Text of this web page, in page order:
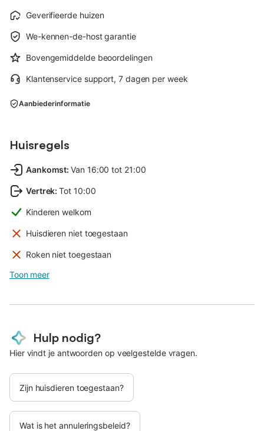
Geverifieerde huizen
We-kennen-de-host garantie
Bovengemiddelde beoordelingen
Klantenservice support, 7 dagen per week
Aanbiederinformatie
Huisregels
Aankomst: Van 16:00 tot 21:00
Vertrek: Tot 10:00
Kinderen welkom
Huisdieren niet toegestaan
Roken niet toegestaan
Toon meer
Hulp nodig?
Hier vindt je antwoorden op veelgestelde vragen.
Zijn huisdieren toegestaan?
Wat is het annuleringsbeleid?